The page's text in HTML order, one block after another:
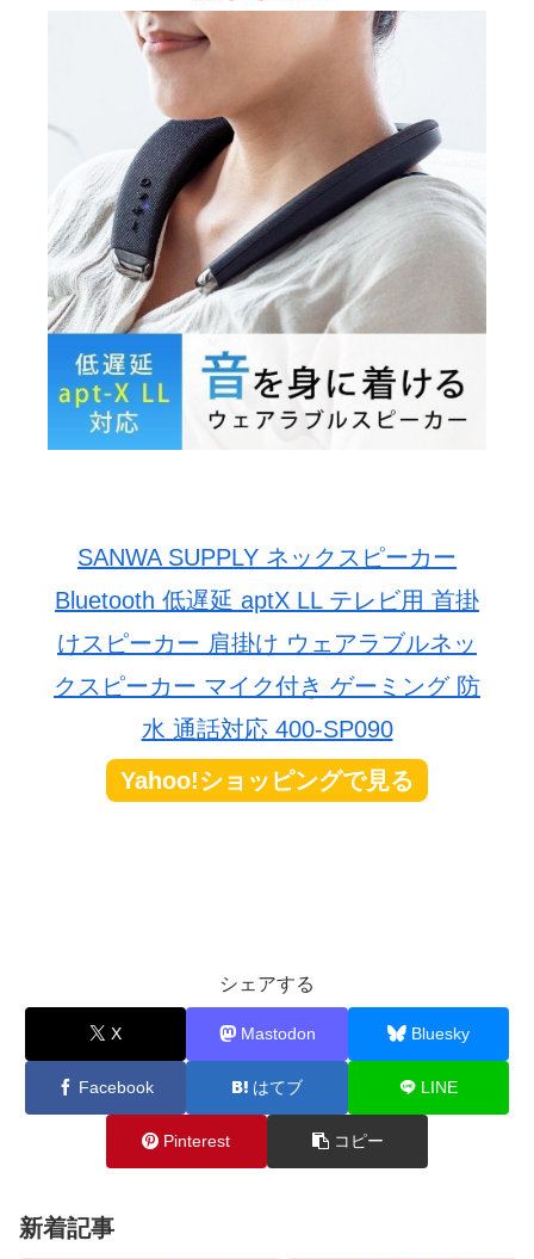
SANWA SUPPLY ネックスピーカー
Bluetooth 低遅延 aptX LL テレビ用 首掛
けスピーカー 肩掛け ウェアラブルネッ
クスピーカー マイク付き ゲーミング 防
水 通話対応 400-SP090
Yahoo!ショッピングで見る
シェアする
X Mastodon Bluesky
Facebook はてブ LINE
Pinterest コピー
新着記事